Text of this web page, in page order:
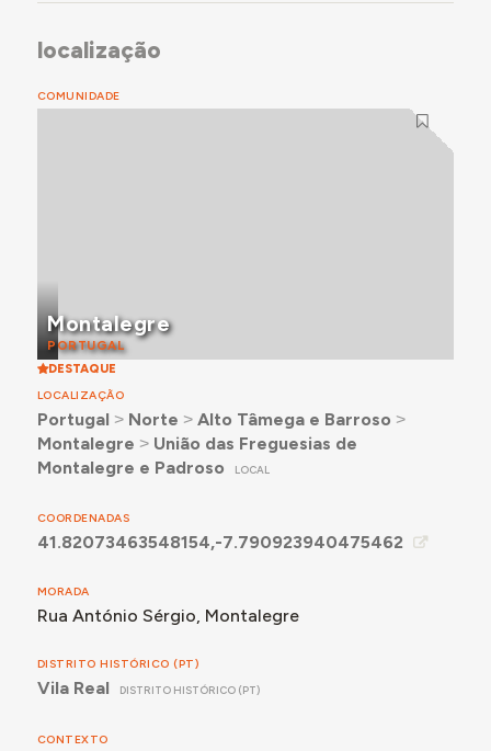
localização
COMUNIDADE
Montalegre
PORTUGAL
DESTAQUE
LOCALIZAÇÃO
Portugal ˃ Norte ˃ Alto Tâmega e Barroso ˃
Montalegre ˃ União das Freguesias de
Montalegre e Padroso
LOCAL
COORDENADAS
41.82073463548154,-7.790923940475462
MORADA
Rua António Sérgio, Montalegre
DISTRITO HISTÓRICO (PT)
Vila Real DISTRITO HISTÓRICO (PT)
CONTEXTO